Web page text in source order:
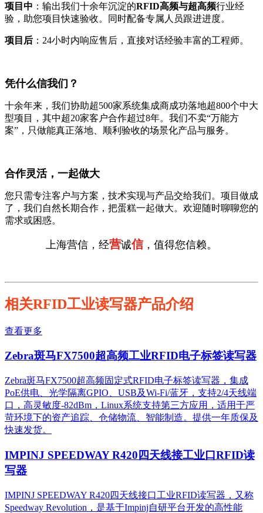
项目中 ：输出我们十余年沉淀的RFID高频与超高频行业经
验，助您项目快速验收。同时配备专属人员跟进进度。
项目后 ：24小时内响应售后，直接对话经验丰富的工程师。
凭什么信我们？
十余年来，我们协助超500家系统集成商成功落地超800个中大
型项目，其中超20家客户合作超过8年。我们不卖“万能方
案”，只做能真正落地、顺利验收的场景化产品与服务。
合作灵活，一起做大
您只需专注客户与方案，技术实现与产品交给我们。项目做成
了，我们自然长期合作，把蛋糕一起做大。欢迎随时聊聊您的
需求或困惑。
上海营信，经营诚信，值得您信赖。
相关RFID工业读写器产品介绍
查看更多
Zebra斑马FX7500超高频工业RFID电子标签读写器
Zebra斑马FX7500超高频固定式RFID电子标签读写器，集成
PoE供电、光学隔离GPIO、USB及Wi-Fi/蓝牙，支持2/4天线端
口，高灵敏度-82dBm，Linux系统支持第三方应用，适用于严
苛环境下的资产追踪、仓储物流、智能制造。提供一年质保及
快速发货。
IMPINJ SPEEDWAY R420四天线接工业口RFID读
写器
IMPINJ SPEEDWAY R420四天线接口工业RFID读写器，又称
Speedway Revolution，是基于Impinj自研平台开发的高性能